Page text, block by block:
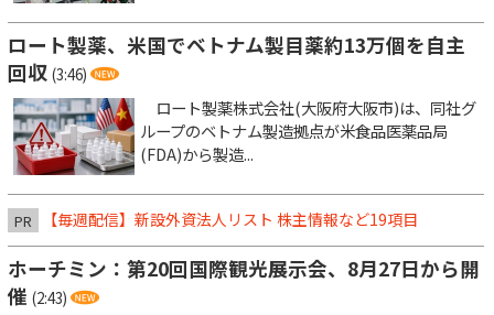
ロート製薬、米国でベトナム製目薬約13万個を自主
回収 (3:46)
ロート製薬株式会社(大阪府大阪市)は、同社グ
ループのベトナム製造拠点が米食品医薬品局
(FDA)から製造...
PR 【毎週配信】新設外資法人リスト 株主情報など19項目
ホーチミン：第20回国際観光展示会、8月27日から開
催 (2:43)